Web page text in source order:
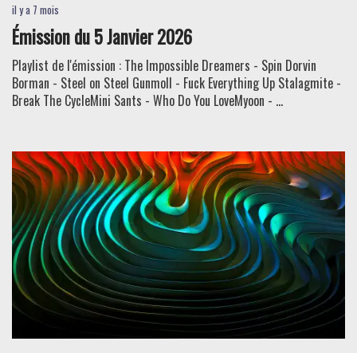
il y a 7 mois
Émission du 5 Janvier 2026
Playlist de l'émission : The Impossible Dreamers - Spin Dorvin
Borman - Steel on Steel Gunmoll - Fuck Everything Up Stalagmite -
Break The CycleMini Sants - Who Do You LoveMyoon - ...